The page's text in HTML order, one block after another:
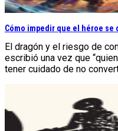
Cómo impedir que el héroe se
El dragón y el riesgo de
escribió una vez que
tener cuidado de no